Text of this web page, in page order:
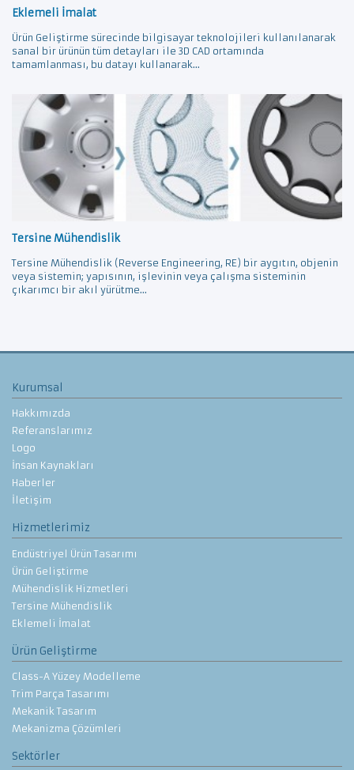
Eklemeli İmalat
Ürün Geliştirme sürecinde bilgisayar teknolojileri kullanılanarak
sanal bir ürünün tüm detayları ile 3D CAD ortamında
tamamlanması, bu datayı kullanarak...
Tersine Mühendislik
Tersine Mühendislik (Reverse Engineering, RE) bir aygıtın, objenin
veya sistemin; yapısının, işlevinin veya çalışma sisteminin
çıkarımcı bir akıl yürütme...
Kurumsal
Hakkımızda
Referanslarımız
Logo
İnsan Kaynakları
Haberler
İletişim
Hizmetlerimiz
Endüstriyel Ürün Tasarımı
Ürün Geliştirme
Mühendislik Hizmetleri
Tersine Mühendislik
Eklemeli İmalat
Ürün Geliştirme
Class-A Yüzey Modelleme
Trim Parça Tasarımı
Mekanik Tasarım
Mekanizma Çözümleri
Sektörler